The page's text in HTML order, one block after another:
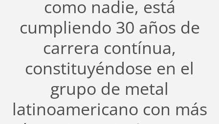
como nadie, está
cumpliendo 30 años de
carrera contínua,
constituyéndose en el
grupo de metal
latinoamericano con más